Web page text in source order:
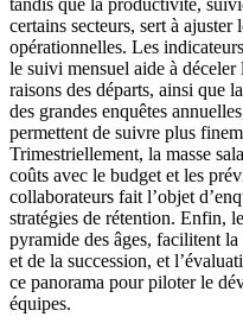
certains secteurs, sert à ajuster
opérationnelles. Les
le suivi mensuel aide à
raisons des départs, ainsi que
des grandes enquêtes
permettent de suivre plus
Trimestriellement, la masse
coûts avec le budget et les
collaborateurs fait l’objet
stratégies de rétention. Enfin,
pyramide des âges, facilitent
et de la succession, et
ce panorama pour piloter le
équipes.